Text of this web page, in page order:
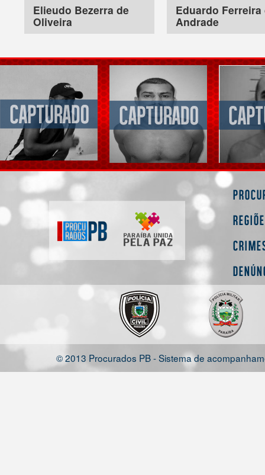
Elieudo Bezerra de
Oliveira
Eduardo Ferreira
Andrade
© 2013 Procurados PB - Sistema de